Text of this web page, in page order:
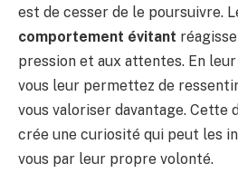
est de cesser de le poursuivre.
comportement évitant
pression et aux attentes. En leur
vous leur permettez de
vous valoriser davantage. Cette
crée une curiosité qui peut les
vous par leur propre volonté.